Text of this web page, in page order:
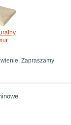
Zapraszamy